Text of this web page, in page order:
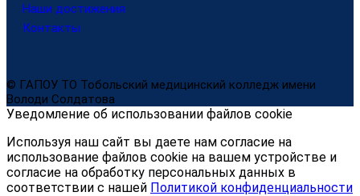
Наши достижения
Контакты
© ГАПОУ ТО Тобольский медицинский колледж имени
Володи Солдатова
Уведомление об использовании файлов cookie
Используя наш сайт вы даете нам согласие на
использование файлов cookie на вашем устройстве и
согласие на обработку персональных данных в
соответствии с нашей Политикой конфиденциальности